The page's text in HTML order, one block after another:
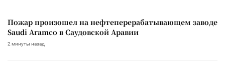
Пожар произошел на нефтеперерабатывающем заводе
Saudi Aramco в Саудовской Аравии
2 минуты назад